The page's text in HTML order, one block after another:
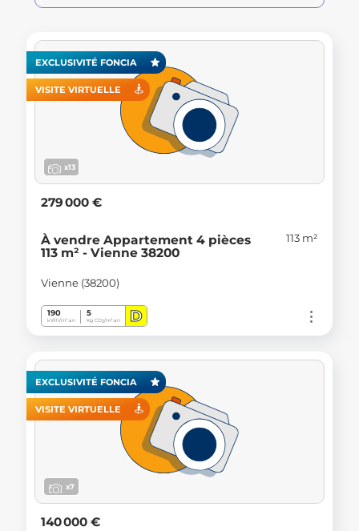
EXCLUSIVITÉ FONCIA
VISITE VIRTUELLE
x13
279 000 €
À vendre Appartement 4 pièces
113 m² - Vienne 38200
113 m²
Vienne (38200)
190
kWh/m².an
5
Kg CO2/m².an D
EXCLUSIVITÉ FONCIA
VISITE VIRTUELLE
x7
140 000 €